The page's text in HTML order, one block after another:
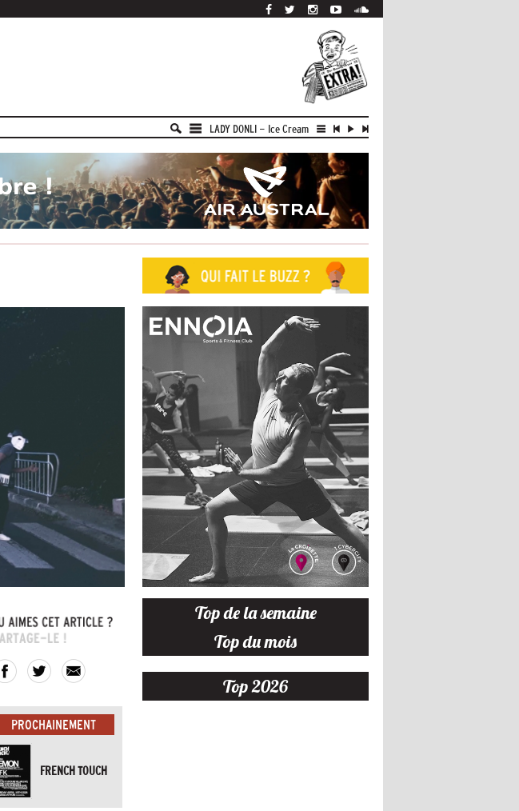
LADY DONLI - Ice Cream
PROCHAINEMENT
FRENCH TOUCH
Top de la semaine
Top du mois
Top 2026